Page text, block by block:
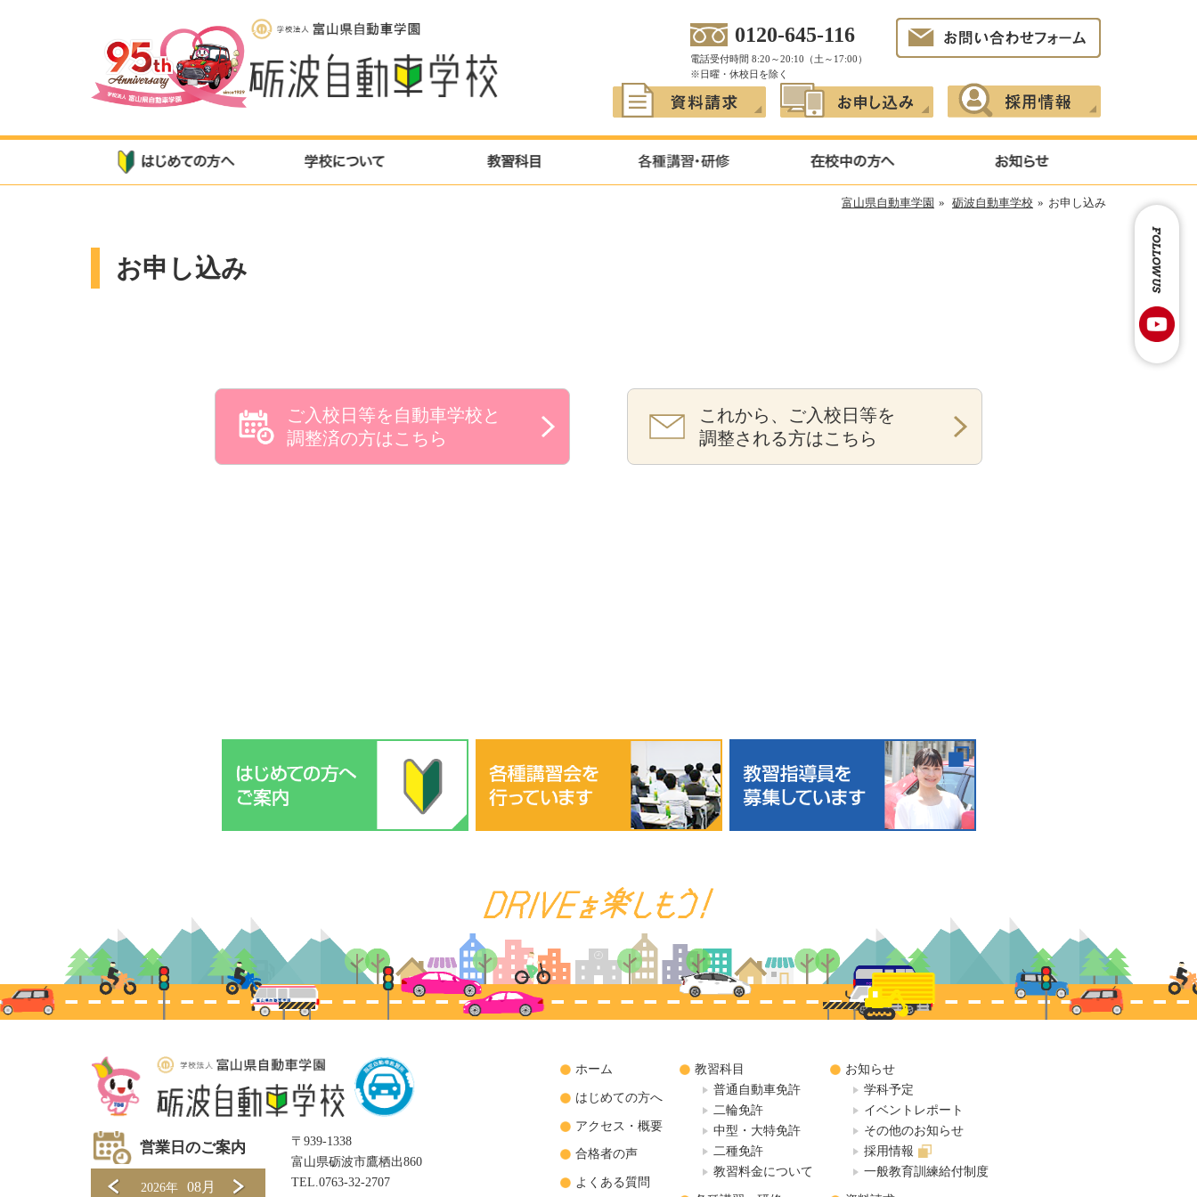
0120-645-116
電話受付時間 8:20～20:10（土～17:00）
※日曜・休校日を除く
FOLLOW US
富山県自動車学園 » 砺波自動車学校 » お申し込み
お申し込み
ご入校日等を自動車学校と
調整済の方はこちら
これから、ご入校日等を
調整される方はこちら
〒939-1338
富山県砺波市鷹栖出860
TEL.0763-32-2707
営業日のご案内
2026年 08月
ホーム
はじめての方へ
アクセス・概要
合格者の声
よくある質問
教習科目
普通自動車免許
二輪免許
中型・大特免許
二種免許
教習料金について
お知らせ
学科予定
イベントレポート
その他のお知らせ
採用情報
一般教育訓練給付制度